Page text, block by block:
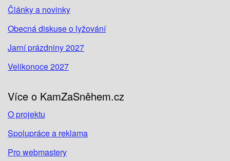
Články a novinky
Obecná diskuse o lyžování
Jarní prázdniny 2027
Velikonoce 2027
Více o KamZaSněhem.cz
O projektu
Spolupráce a reklama
Pro webmastery